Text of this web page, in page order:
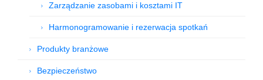
Zarządzanie zasobami i kosztami IT
Harmonogramowanie i rezerwacja spotkań
Produkty branżowe
Bezpieczeństwo